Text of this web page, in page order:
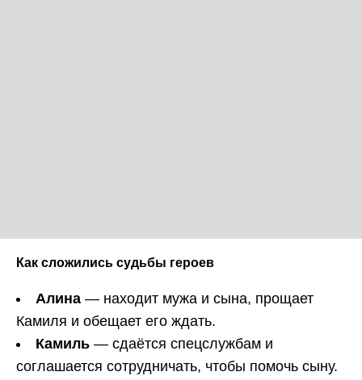
Как сложились судьбы героев
Алина — находит мужа и сына, прощает
Камиля и обещает его ждать.
Камиль — сдаётся спецслужбам и
соглашается сотрудничать, чтобы помочь сыну.